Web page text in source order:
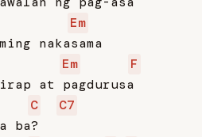
Em
nakasama
Em
F
at pagdurusa
C
C7
ba?